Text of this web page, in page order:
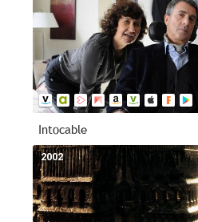
Intocable
2002